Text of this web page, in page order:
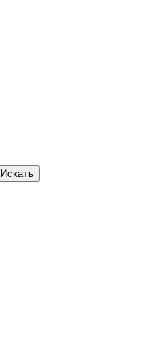
Искать